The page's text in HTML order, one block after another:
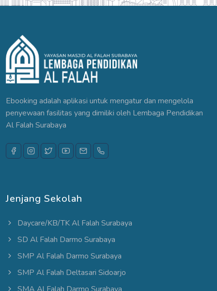
Ebooking adalah aplikasi untuk mengatur dan mengelola
penyewaan fasilitas yang dimiliki oleh Lembaga Pendidikan
Al Falah Surabaya
Jenjang Sekolah
Daycare/KB/TK Al Falah Surabaya
SD Al Falah Darmo Surabaya
SMP Al Falah Darmo Surabaya
SMP Al Falah Deltasari Sidoarjo